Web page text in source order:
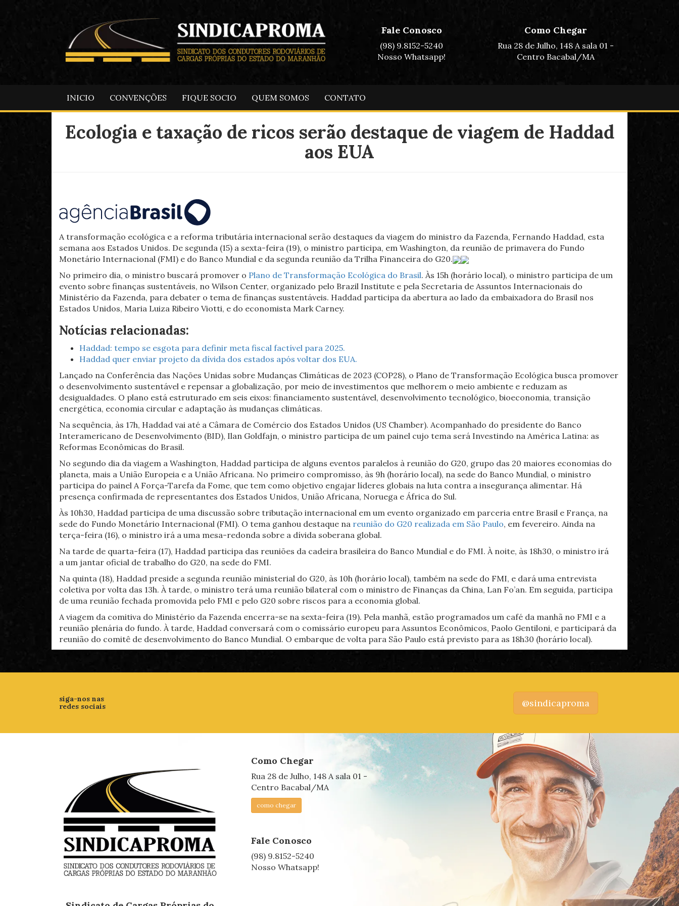
Fale Conosco
(98) 9.8152-5240
Nosso Whatsapp!
Como Chegar
Rua 28 de Julho, 148 A sala 01 -
Centro Bacabal/MA
INICIO CONVENÇÕES FIQUE SOCIO QUEM SOMOS CONTATO
Ecologia e taxação de ricos serão destaque de viagem de Haddad
aos EUA
A transformação ecológica e a reforma tributária internacional serão destaques da viagem do ministro da Fazenda, Fernando Haddad, esta
semana aos Estados Unidos. De segunda (15) a sexta-feira (19), o ministro participa, em Washington, da reunião de primavera do Fundo
Monetário Internacional (FMI) e do Banco Mundial e da segunda reunião da Trilha Financeira do G20.
No primeiro dia, o ministro buscará promover o Plano de Transformação Ecológica do Brasil. Às 15h (horário local), o ministro participa de um
evento sobre finanças sustentáveis, no Wilson Center, organizado pelo Brazil Institute e pela Secretaria de Assuntos Internacionais do
Ministério da Fazenda, para debater o tema de finanças sustentáveis. Haddad participa da abertura ao lado da embaixadora do Brasil nos
Estados Unidos, Maria Luiza Ribeiro Viotti, e do economista Mark Carney.
Notícias relacionadas:
Haddad: tempo se esgota para definir meta fiscal factível para 2025.
Haddad quer enviar projeto da dívida dos estados após voltar dos EUA.
Lançado na Conferência das Nações Unidas sobre Mudanças Climáticas de 2023 (COP28), o Plano de Transformação Ecológica busca promover
o desenvolvimento sustentável e repensar a globalização, por meio de investimentos que melhorem o meio ambiente e reduzam as
desigualdades. O plano está estruturado em seis eixos: financiamento sustentável, desenvolvimento tecnológico, bioeconomia, transição
energética, economia circular e adaptação às mudanças climáticas.
Na sequência, às 17h, Haddad vai até a Câmara de Comércio dos Estados Unidos (US Chamber). Acompanhado do presidente do Banco
Interamericano de Desenvolvimento (BID), Ilan Goldfajn, o ministro participa de um painel cujo tema será Investindo na América Latina: as
Reformas Econômicas do Brasil.
No segundo dia da viagem a Washington, Haddad participa de alguns eventos paralelos à reunião do G20, grupo das 20 maiores economias do
planeta, mais a União Europeia e a União Africana. No primeiro compromisso, às 9h (horário local), na sede do Banco Mundial, o ministro
participa do painel A Força-Tarefa da Fome, que tem como objetivo engajar líderes globais na luta contra a insegurança alimentar. Há
presença confirmada de representantes dos Estados Unidos, União Africana, Noruega e África do Sul.
Às 10h30, Haddad participa de uma discussão sobre tributação internacional em um evento organizado em parceria entre Brasil e França, na
sede do Fundo Monetário Internacional (FMI). O tema ganhou destaque na reunião do G20 realizada em São Paulo, em fevereiro. Ainda na
terça-feira (16), o ministro irá a uma mesa-redonda sobre a dívida soberana global.
Na tarde de quarta-feira (17), Haddad participa das reuniões da cadeira brasileira do Banco Mundial e do FMI. À noite, às 18h30, o ministro irá
a um jantar oficial de trabalho do G20, na sede do FMI.
Na quinta (18), Haddad preside a segunda reunião ministerial do G20, às 10h (horário local), também na sede do FMI, e dará uma entrevista
coletiva por volta das 13h. À tarde, o ministro terá uma reunião bilateral com o ministro de Finanças da China, Lan Fo’an. Em seguida, participa
de uma reunião fechada promovida pelo FMI e pelo G20 sobre riscos para a economia global.
A viagem da comitiva do Ministério da Fazenda encerra-se na sexta-feira (19). Pela manhã, estão programados um café da manhã no FMI e a
reunião plenária do fundo. À tarde, Haddad conversará com o comissário europeu para Assuntos Econômicos, Paolo Gentiloni, e participará da
reunião do comitê de desenvolvimento do Banco Mundial. O embarque de volta para São Paulo está previsto para as 18h30 (horário local).
siga-nos nas
redes sociais
@sindicaproma
Como Chegar
Rua 28 de Julho, 148 A sala 01 -
Centro Bacabal/MA
como chegar
Fale Conosco
(98) 9.8152-5240
Nosso Whatsapp!